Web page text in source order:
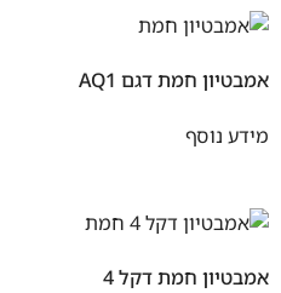
אמבטיון חמת דגם AQ1
מידע נוסף
אמבטיון חמת דקל 4